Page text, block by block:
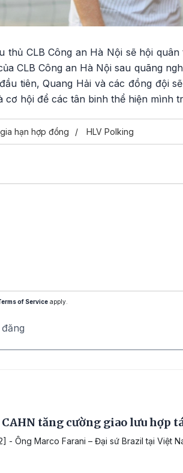
thủ CLB Công an Hà Nội sẽ hội
CLB Công an Hà Nội sau quãng
tiên, Quang Hải và các đồng đội
cơ hội để các tân binh thể hiện mình
gia hạn hợp đồng HLV Polking
of Service apply.
CAHN tăng cường giao lưu
- Ông Marco Farani – Đại sứ Brazil tại Việt